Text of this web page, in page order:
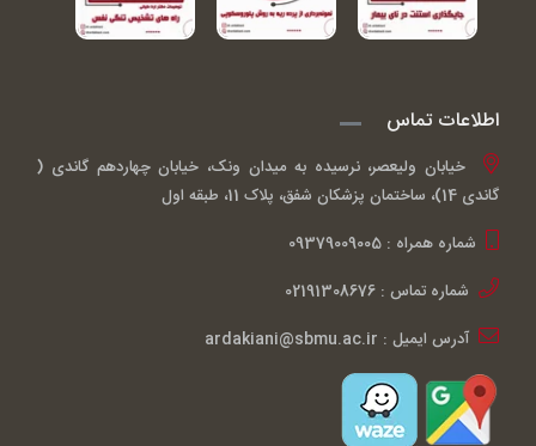
اطلاعات تماس
خیابان ولیعصر، نرسیده به میدان ونک، خیابان چهاردهم گاندی (
گاندی 14)، ساختمان پزشکان شفق، پلاک 11، طبقه اول
شماره همراه : 09379009005
شماره تماس : 02191308676
آدرس ایمیل : ardakiani@sbmu.ac.ir